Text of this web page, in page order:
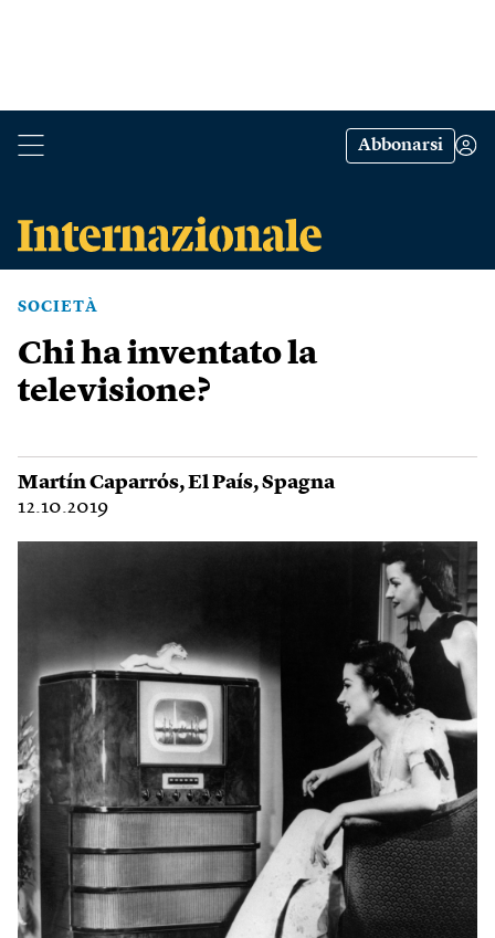
Abbonarsi
SOCIETÀ
Chi ha inventato la
televisione?
Martín Caparrós,El País,Spagna
12.10.2019